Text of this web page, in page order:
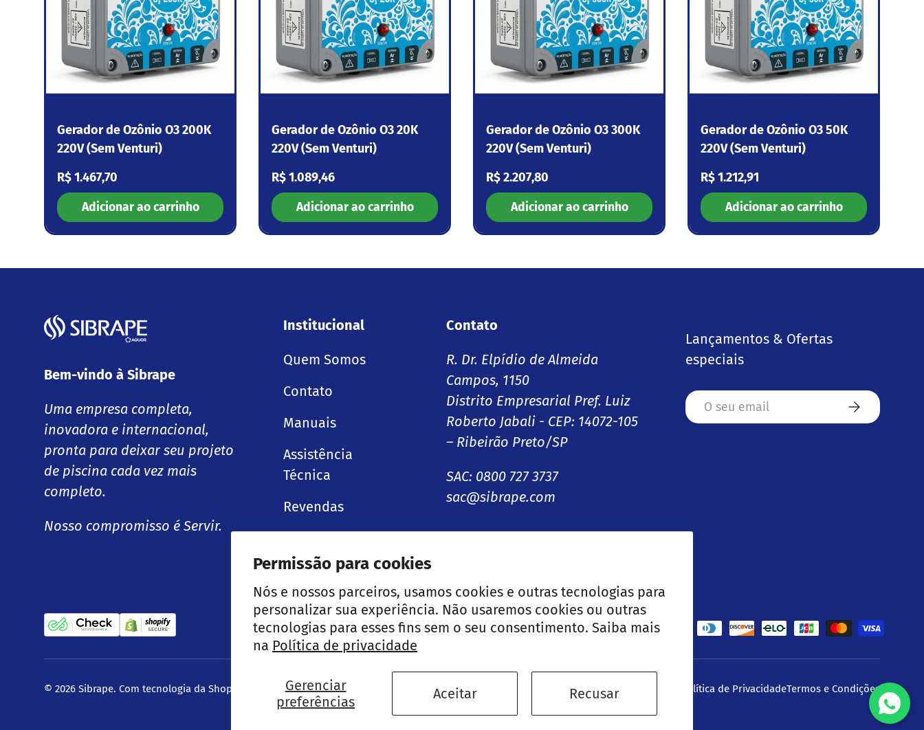
Permissão para cookies
Nós e nossos parceiros, usamos cookies e outras tecnologias para
personalizar sua experiência. Não usaremos cookies ou outras
tecnologias para esses fins sem o seu consentimento. Saiba mais
na Política de privacidade
Gerenciar
preferências
Aceitar Recusar
Gerador de Ozônio O3 200K
220V (Sem Venturi)
Preço normal
R$ 1.467,70
Adicionar ao carrinho
Gerador de Ozônio O3 20K
220V (Sem Venturi)
Preço normal
R$ 1.089,46
Adicionar ao carrinho
Gerador de Ozônio O3 300K
220V (Sem Venturi)
Preço normal
R$ 2.207,80
Adicionar ao carrinho
Gerador de Ozônio O3 50K
220V (Sem Venturi)
Preço normal
R$ 1.212,91
Adicionar ao carrinho
Bem-vindo à Sibrape
Uma empresa completa,
inovadora e internacional,
pronta para deixar seu projeto
de piscina cada vez mais
completo.
Nosso compromisso é Servir.
Institucional
Quem Somos
Contato
Manuais
Assistência
Técnica
Revendas
Contato
R. Dr. Elpídio de Almeida
Campos, 1150
Distrito Empresarial Pref. Luiz
Roberto Jabali - CEP: 14072-105
– Ribeirão Preto/SP
SAC: 0800 727 3737
sac@sibrape.com
Lançamentos & Ofertas
especiais
Email Subscrever
Métodos de pagamento aceites
© 2026 Sibrape. Com tecnologia da Shopify Política de TrocaPolítica de Frete Política de PrivacidadeTermos e Condições